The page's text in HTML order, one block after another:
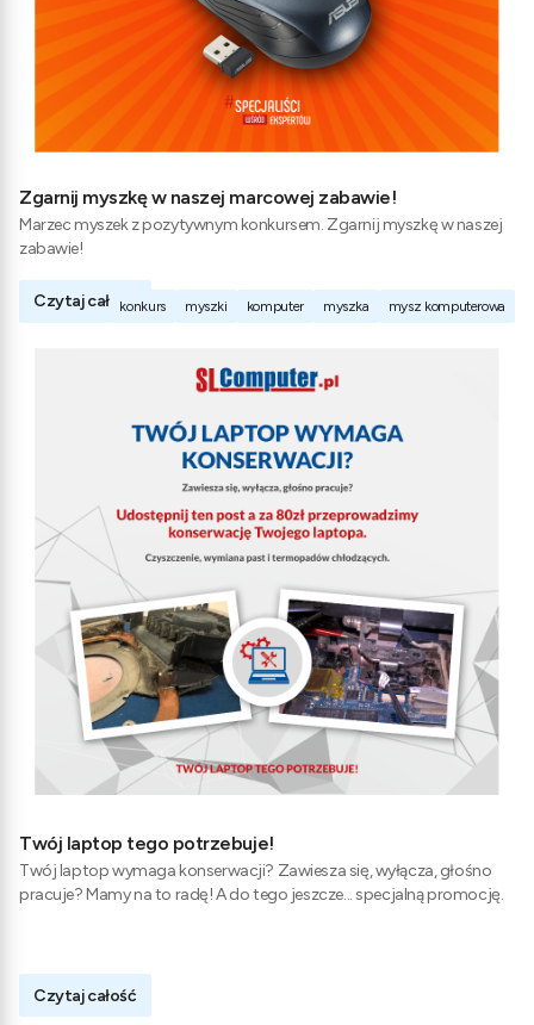
Zgarnij myszkę w naszej marcowej zabawie!
Marzec myszek z pozytywnym konkursem. Zgarnij myszkę w naszej
zabawie!
Czytaj całośćkonkurs myszki komputer myszka mysz komputerowa
Twój laptop tego potrzebuje!
Twój laptop wymaga konserwacji? Zawiesza się, wyłącza, głośno
pracuje? Mamy na to radę! A do tego jeszcze... specjalną promocję.
Czytaj całość